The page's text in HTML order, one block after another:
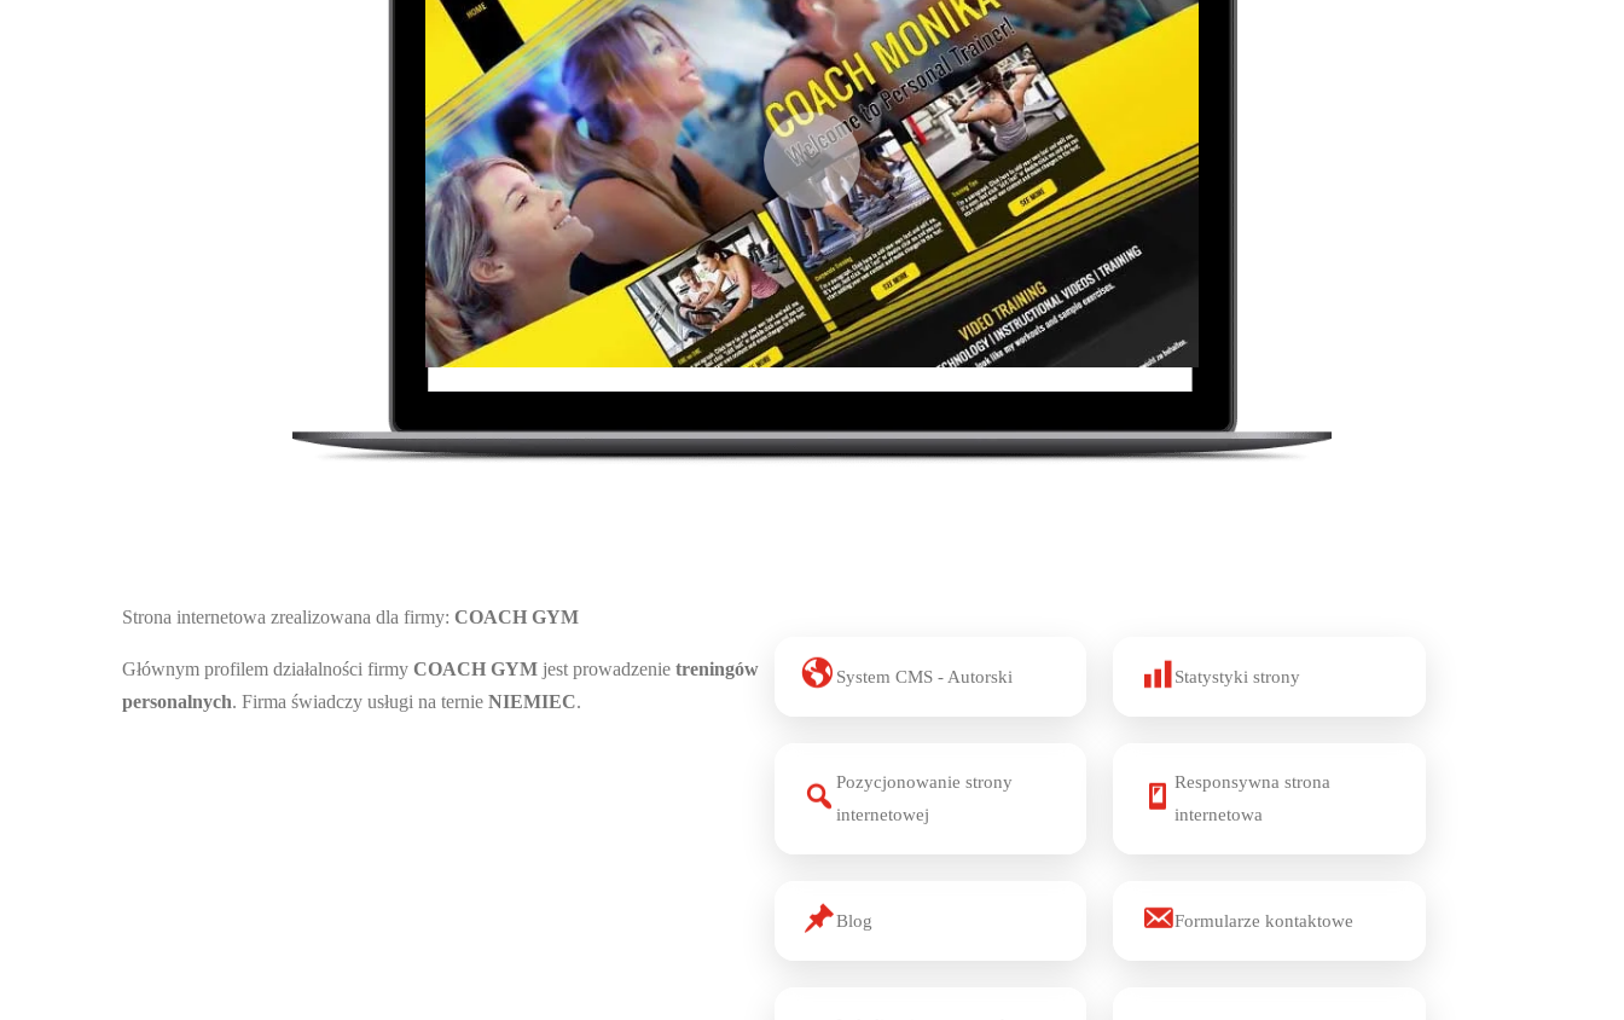
7
Strona internetowa zrealizowana dla firmy: COACH GYM
Głównym profilem działalności firmy COACH GYMjest prowadzenie treningów
personalnych. Firma świadczy usługi na ternie NIEMIEC.
System CMS - Autorski Statystyki strony
Pozycjonowanie strony
internetowej
Responsywna strona
internetowa
Blog Formularze kontaktowe